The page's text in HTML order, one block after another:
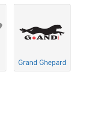
Grand Ghepard